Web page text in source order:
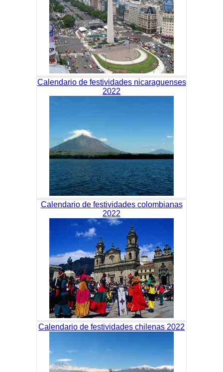
Calendario de festividades nicaraguenses
2022
Calendario de festividades colombianas
2022
Calendario de festividades chilenas 2022